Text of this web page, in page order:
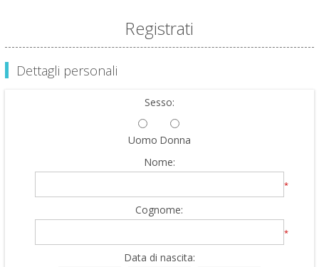
Registrati
Dettagli personali
Sesso:
Uomo Donna
Nome:
*
Cognome:
*
Data di nascita: